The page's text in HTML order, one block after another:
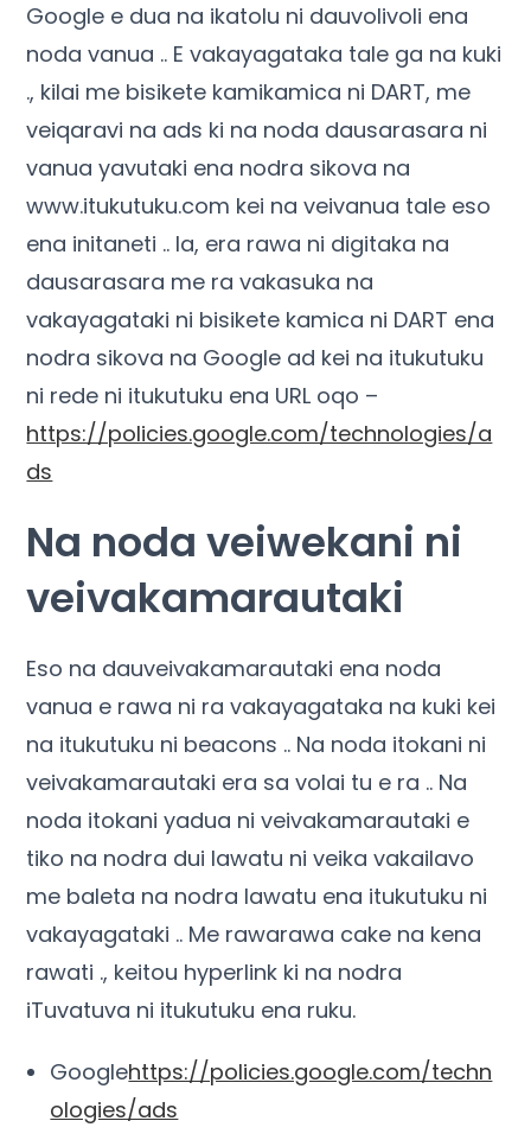
Google e dua na ikatolu ni dauvolivoli ena
noda vanua .. E vakayagataka tale ga na kuki
., kilai me bisikete kamikamica ni DART, me
veiqaravi na ads ki na noda dausarasara ni
vanua yavutaki ena nodra sikova na
www.itukutuku.com kei na veivanua tale eso
ena initaneti .. Ia, era rawa ni digitaka na
dausarasara me ra vakasuka na
vakayagataki ni bisikete kamica ni DART ena
nodra sikova na Google ad kei na itukutuku
ni rede ni itukutuku ena URL oqo –
https://policies.google.com/technologies/a
ds
Na noda veiwekani ni
veivakamarautaki
Eso na dauveivakamarautaki ena noda
vanua e rawa ni ra vakayagataka na kuki kei
na itukutuku ni beacons .. Na noda itokani ni
veivakamarautaki era sa volai tu e ra .. Na
noda itokani yadua ni veivakamarautaki e
tiko na nodra dui lawatu ni veika vakailavo
me baleta na nodra lawatu ena itukutuku ni
vakayagataki .. Me rawarawa cake na kena
rawati ., keitou hyperlink ki na nodra
iTuvatuva ni itukutuku ena ruku.
Googlehttps://policies.google.com/techn
ologies/ads